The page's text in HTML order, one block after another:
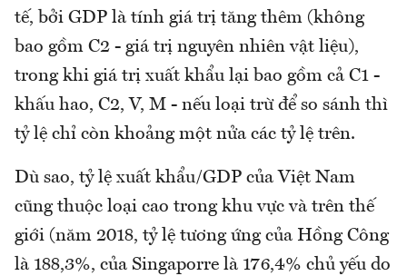
tế, bởi GDP là tính giá trị tăng thêm (không
bao gồm C2 - giá trị nguyên nhiên vật liệu),
trong khi giá trị xuất khẩu lại bao gồm cả C1 -
khấu hao, C2, V, M - nếu loại trừ để so sánh thì
tỷ lệ chỉ còn khoảng một nửa các tỷ lệ trên.
Dù sao, tỷ lệ xuất khẩu/GDP của Việt Nam
cũng thuộc loại cao trong khu vực và trên thế
giới (năm 2018, tỷ lệ tương ứng của Hồng Công
là 188,3%, của Singaporre là 176,4% chủ yếu do